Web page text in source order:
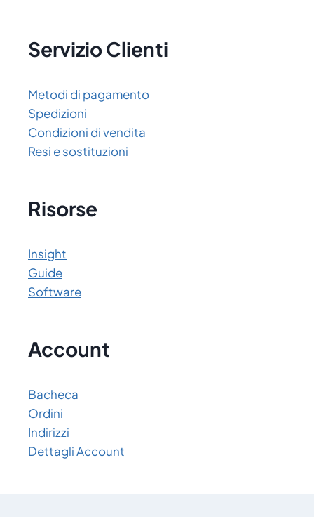
Servizio Clienti
Metodi di pagamento
Spedizioni
Condizioni di vendita
Resi e sostituzioni
Risorse
Insight
Guide
Software
Account
Bacheca
Ordini
Indirizzi
Dettagli Account